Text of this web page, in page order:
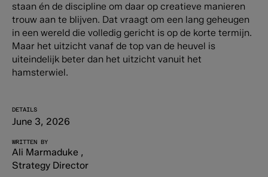
staan én de discipline om daar op creatieve manieren
trouw aan te blijven. Dat vraagt om een lang geheugen
in een wereld die volledig gericht is op de korte termijn.
Maar het uitzicht vanaf de top van de heuvel is
uiteindelijk beter dan het uitzicht vanuit het
hamsterwiel.
DETAILS
June 3, 2026
WRITTEN BY
Ali Marmaduke ,
Strategy Director